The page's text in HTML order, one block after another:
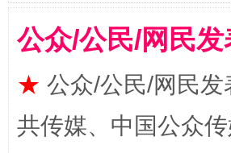
站台名比不上好声名
公众/公民/网民
★ 公众/公民/网民
共传媒、中国公众